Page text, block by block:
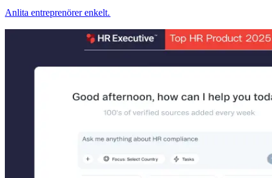
Anlita entreprenörer enkelt.​​